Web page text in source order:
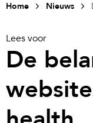
Home Nieuws
Lees voor
De